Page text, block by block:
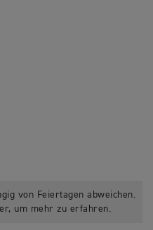
von Feiertagen abweichen.
um mehr zu erfahren.